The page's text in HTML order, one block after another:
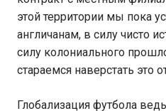
этой территории мы пока
англичанам, в силу чисто
силу колониального
стараемся наверстать это
Глобализация футбола